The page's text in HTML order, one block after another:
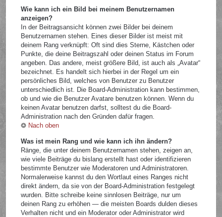
Wie kann ich ein Bild bei meinem Benutzernamen
anzeigen?
In der Beitragsansicht können zwei Bilder bei deinem
Benutzernamen stehen. Eines dieser Bilder ist meist mit
deinem Rang verknüpft: Oft sind dies Sterne, Kästchen oder
Punkte, die deine Beitragszahl oder deinen Status im Forum
angeben. Das andere, meist größere Bild, ist auch als „Avatar“
bezeichnet. Es handelt sich hierbei in der Regel um ein
persönliches Bild, welches von Benutzer zu Benutzer
unterschiedlich ist. Die Board-Administration kann bestimmen,
ob und wie die Benutzer Avatare benutzen können. Wenn du
keinen Avatar benutzen darfst, solltest du die Board-
Administration nach den Gründen dafür fragen.
Nach oben
Was ist mein Rang und wie kann ich ihn ändern?
Ränge, die unter deinem Benutzernamen stehen, zeigen an,
wie viele Beiträge du bislang erstellt hast oder identifizieren
bestimmte Benutzer wie Moderatoren und Administratoren.
Normalerweise kannst du den Wortlaut eines Ranges nicht
direkt ändern, da sie von der Board-Administration festgelegt
wurden. Bitte schreibe keine sinnlosen Beiträge, nur um
deinen Rang zu erhöhen — die meisten Boards dulden dieses
Verhalten nicht und ein Moderator oder Administrator wird